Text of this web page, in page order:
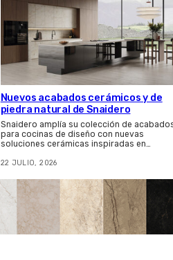
Nuevos acabados cerámicos y de
piedra natural de Snaidero
Snaidero amplía su colección de
para cocinas de diseño con nuevas
soluciones cerámicas inspiradas en…
22 JULIO, 2026